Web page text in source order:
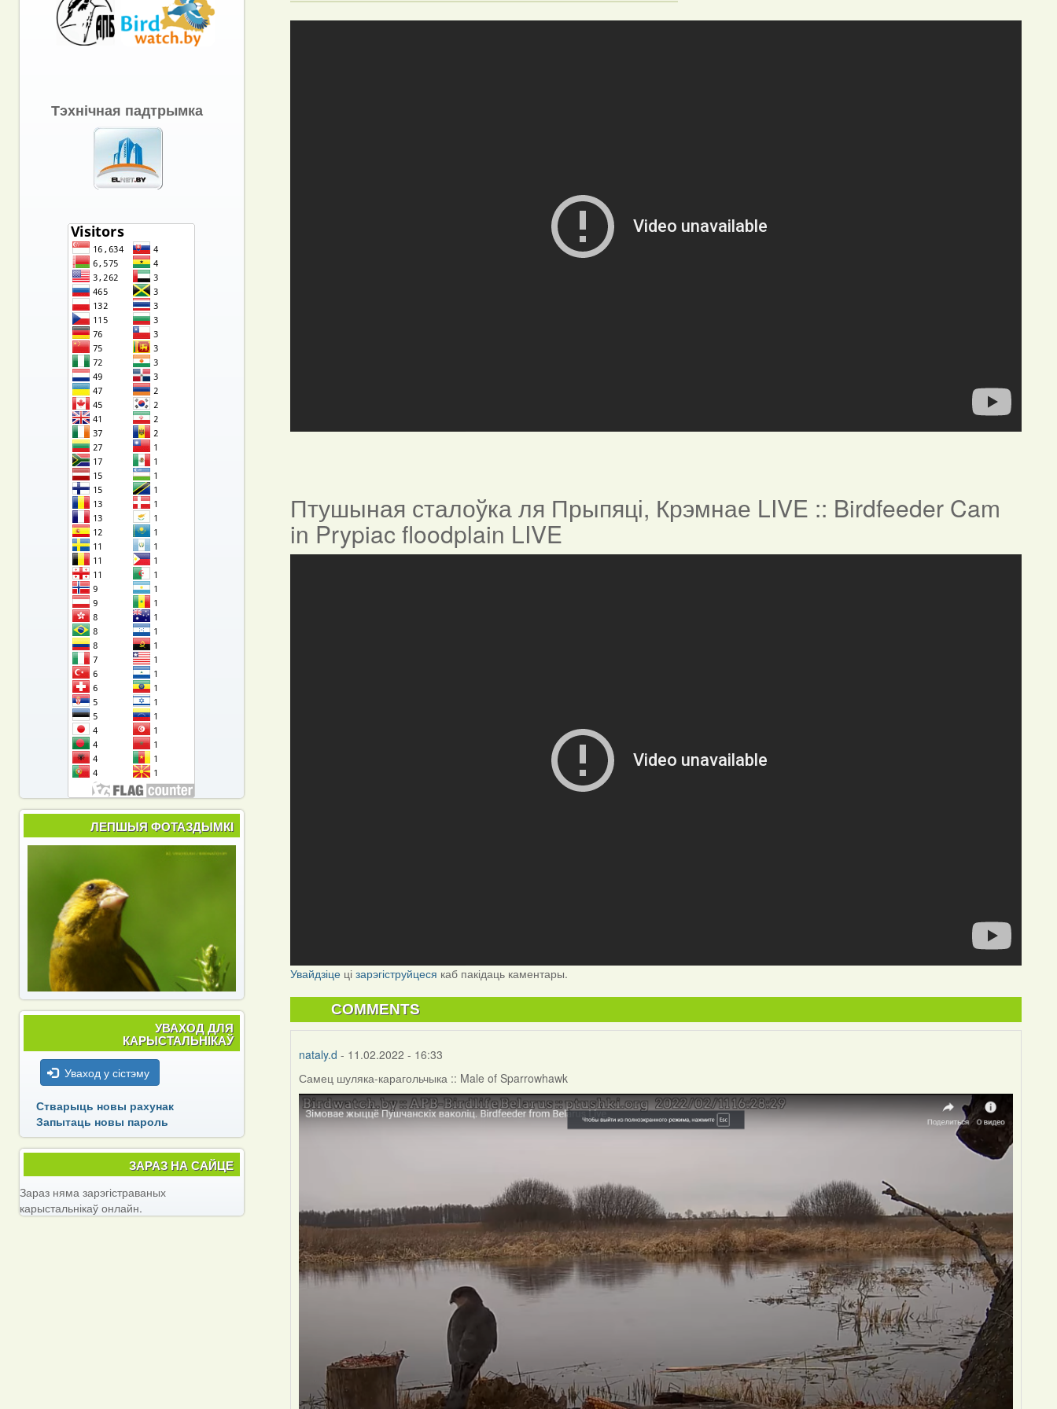
Птушыная сталоўка ля Прыпяці, Крэмнае LIVE :: Birdfeeder Cam
in Prypiac floodplain LIVE
Увайдзіце цізарэгіструйцеся каб пакідаць каментары.
COMMENTS
nataly.d - 11.02.2022 - 16:33
Самец шуляка-карагольчыка :: Male of Sparrowhawk
Тэхнічная падтрымка
ЛЕПШЫЯ ФОТАЗДЫМКІ
УВАХОД ДЛЯ
КАРЫСТАЛЬНІКАЎ
Уваход у сістэму
Стварыць новы рахунак
Запытаць новы пароль
ЗАРАЗ НА САЙЦЕ
Зараз няма зарэгістраваных
карыстальнікаў онлайн.